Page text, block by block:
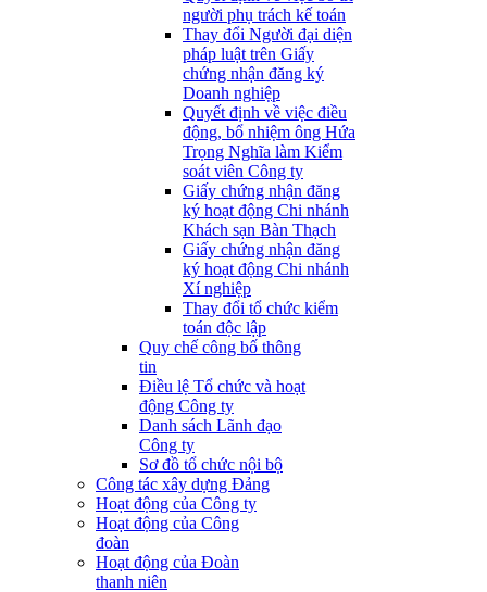
người phụ trách kế toán
Thay đổi Người đại diện
pháp luật trên Giấy
chứng nhận đăng ký
Doanh nghiệp
Quyết định về việc điều
động, bổ nhiệm ông Hứa
Trọng Nghĩa làm Kiểm
soát viên Công ty
Giấy chứng nhận đăng
ký hoạt động Chi nhánh
Khách sạn Bàn Thạch
Giấy chứng nhận đăng
ký hoạt động Chi nhánh
Xí nghiệp
Thay đổi tổ chức kiểm
toán độc lập
Quy chế công bố thông
tin
Điều lệ Tổ chức và hoạt
động Công ty
Danh sách Lãnh đạo
Công ty
Sơ đồ tổ chức nội bộ
Công tác xây dựng Đảng
Hoạt động của Công ty
Hoạt động của Công
đoàn
Hoạt động của Đoàn
thanh niên